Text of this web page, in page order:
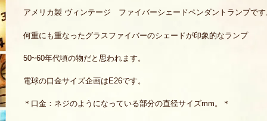
アメリカ製 ヴィンテージ ファイバーシェードペンダントランプで
何重にも重なったグラスファイバーのシェードが印象的なランプ
50~60年代頃の物だと思われます。
電球の口金サイズ企画はE26です。
＊口金：ネジのようになっている部分の直径サイズmm。＊